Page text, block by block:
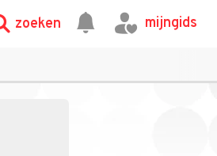
zoeken mijngids